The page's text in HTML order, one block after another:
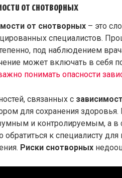
от снотворных
от снотворных – это
специалистов.
под наблюдением
может включать в себя
понимать опасности
связанных с
для сохранения
и контролируемым, а в
обратиться к специалисту
Риски снотворных